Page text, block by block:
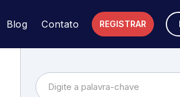
REGISTRAR
Blog Contato